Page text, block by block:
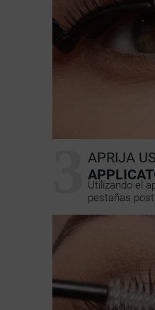
APRIJA
Utilizando el
pestañas